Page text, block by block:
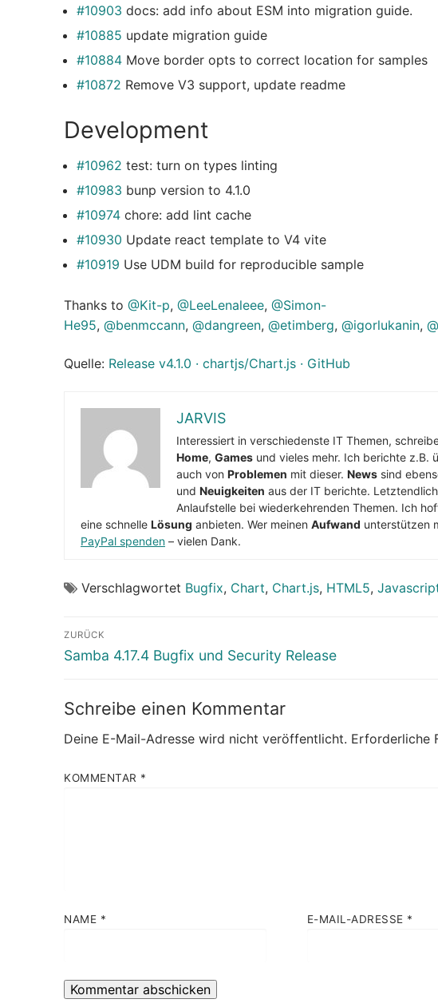
#10903 docs: add info about ESM into migration guide.
#10885 update migration guide
#10884 Move border opts to correct location for samples
#10872 Remove V3 support, update readme
Development
#10962 test: turn on types linting
#10983 bunp version to 4.1.0
#10974 chore: add lint cache
#10930 Update react template to V4 vite
#10919 Use UDM build for reproducible sample
Thanks to @Kit-p, @LeeLenaleee, @Simon-
He95, @benmccann, @dangreen, @etimberg, @igorlukanin,
Quelle: Release v4.1.0 · chartjs/Chart.js · GitHub
JARVIS
Interessiert in verschiedenste IT Themen,
Home, Games und vieles mehr. Ich berichte z.B.
auch von Problemen mit dieser. News sind
und Neuigkeiten aus der IT berichte.
Anlaufstelle bei wiederkehrenden Themen. Ich
eine schnelle Lösung anbieten. Wer meinen Aufwand unterstützen
PayPal spenden – vielen Dank.
Verschlagwortet Bugfix, Chart, Chart.js, HTML5,
Beitragsnavigation
ZURÜCK
Vorheriger
Samba 4.17.4 Bugfix und Security Release
Schreibe einen Kommentar
Deine E-Mail-Adresse wird nicht veröffentlicht. Erforderliche
KOMMENTAR *
NAME * E-MAIL-ADRESSE *